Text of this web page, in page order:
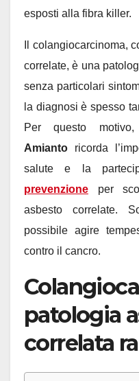
esposti alla fibra killer.
Il colangiocarcinoma,
correlate, è una
senza particolari
la diagnosi è spesso
Per questo
Amianto ricorda
salute e la
prevenzione per
asbesto correlate.
possibile agire
contro il cancro.
patologia
correlata